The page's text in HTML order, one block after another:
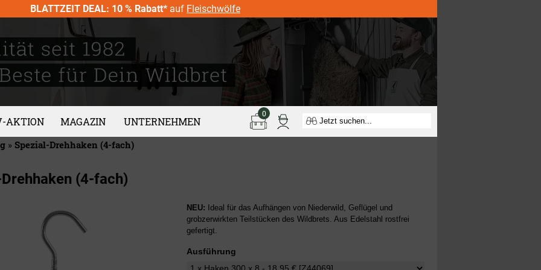
BLATTZEIT DEAL: 10 % Rabatt* auf Fleischwölfe
AKTION MAGAZIN UNTERNEHMEN
0
» Spezial-Drehhaken (4-fach)
(4-fach)
NEU: Ideal für das Aufhängen von Niederwild, Geflügel und
grobzerwirkten Teilstücken des Wildbrets. Aus Edelstahl rostfrei
gefertigt.
Ausführung